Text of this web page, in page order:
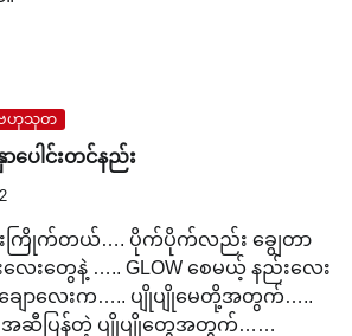
ဟုသုတ
ေါင်းတင်နည်း
ြိုက်တယ်…. ပိုက်ပိုက်လည်း ချွေတာ
လေးတွေနဲ့ ….. GLOW စေမယ့် နည်းလေး
ချောလေးက….. ပျိုပျိုမေတို့အတွက်…..
အဆီပြန်တဲ့ ပျိုပျိုတွေအတွက်……